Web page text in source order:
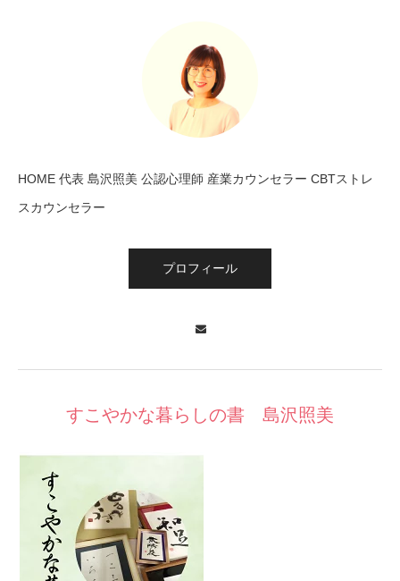
HOME 代表 島沢照美 公認心理師 産業カウンセラー CBTストレ
スカウンセラー
プロフィール
すこやかな暮らしの書 島沢照美